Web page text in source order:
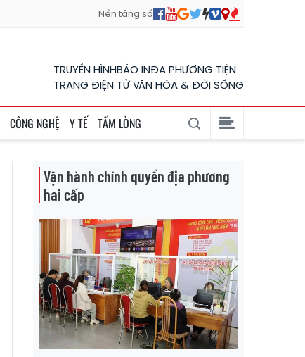
Nền tảng số
TRUYỀN HÌNHBÁO INĐA PHƯƠNG TIỆN
TRANG ĐIỆN TỬ VĂN HÓA & ĐỜI SỐNG
CÔNG NGHỆ Y TẾ TẤM LÒNG
Vận hành chính quyền địa phương
hai cấp